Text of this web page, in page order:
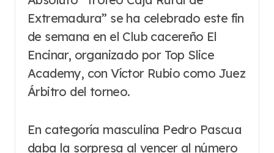
Extremadura” se ha celebrado este fin
de semana en el Club cacereño El
Encinar, organizado por Top Slice
Academy, con Víctor Rubio como Juez
Árbitro del torneo.
En categoría masculina Pedro Pascua
daba la sorpresa al vencer al número